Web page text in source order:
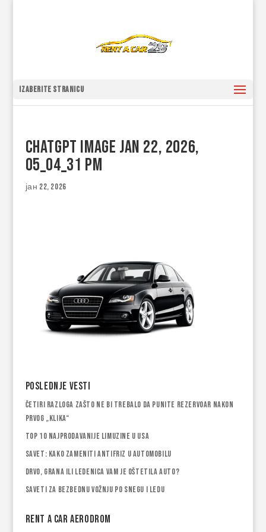
Izaberite stranicu
ChatGPT Image Jan 22, 2026,
05_04_31 PM
јан 22, 2026
Poslednje vesti
Četiri razloga zašto ne bi trebalo da punite rezervoar nakon
prvog „klika“
Top 10 najprodavanije limuzine u USA
Savet: Kako zameniti antifriz u automobilu
Drvo, grana ili ledenica vam je oštetila auto?
Saveti za bezbednu vožnju po snegu i ledu
Rent a car Aerodrom